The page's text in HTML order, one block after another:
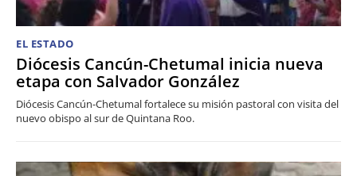
EL ESTADO
Diócesis Cancún-Chetumal inicia nueva
etapa con Salvador González
Diócesis Cancún-Chetumal fortalece su misión pastoral con visita del
nuevo obispo al sur de Quintana Roo.